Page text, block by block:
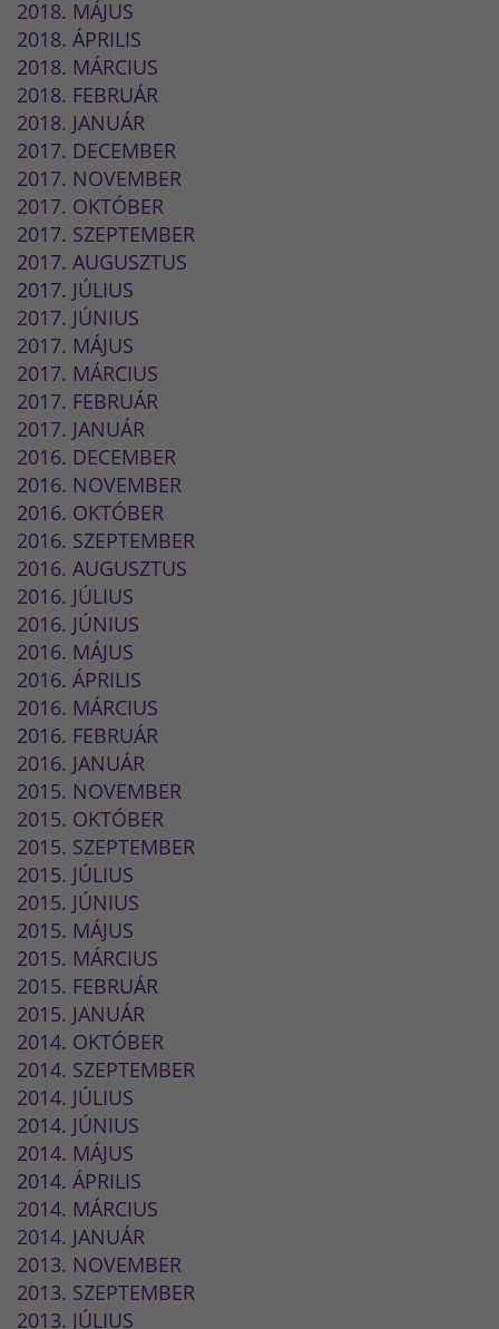
2018. MÁJUS
2018. ÁPRILIS
2018. MÁRCIUS
2018. FEBRUÁR
2018. JANUÁR
2017. DECEMBER
2017. NOVEMBER
2017. OKTÓBER
2017. SZEPTEMBER
2017. AUGUSZTUS
2017. JÚLIUS
2017. JÚNIUS
2017. MÁJUS
2017. MÁRCIUS
2017. FEBRUÁR
2017. JANUÁR
2016. DECEMBER
2016. NOVEMBER
2016. OKTÓBER
2016. SZEPTEMBER
2016. AUGUSZTUS
2016. JÚLIUS
2016. JÚNIUS
2016. MÁJUS
2016. ÁPRILIS
2016. MÁRCIUS
2016. FEBRUÁR
2016. JANUÁR
2015. NOVEMBER
2015. OKTÓBER
2015. SZEPTEMBER
2015. JÚLIUS
2015. JÚNIUS
2015. MÁJUS
2015. MÁRCIUS
2015. FEBRUÁR
2015. JANUÁR
2014. OKTÓBER
2014. SZEPTEMBER
2014. JÚLIUS
2014. JÚNIUS
2014. MÁJUS
2014. ÁPRILIS
2014. MÁRCIUS
2014. JANUÁR
2013. NOVEMBER
2013. SZEPTEMBER
2013. JÚLIUS